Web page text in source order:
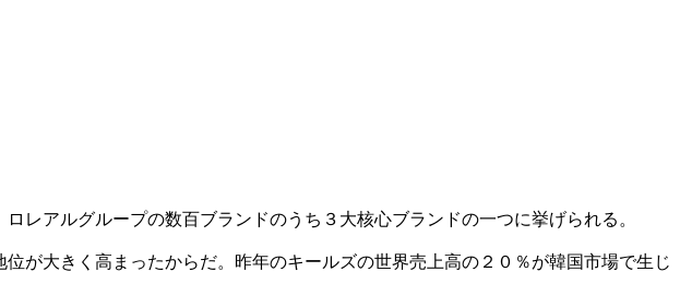
レアルグループの数百ブランドのうち３大核心ブランドの一つに挙げられる。
が大きく高まったからだ。昨年のキールズの世界売上高の２０％が韓国市場で生じ